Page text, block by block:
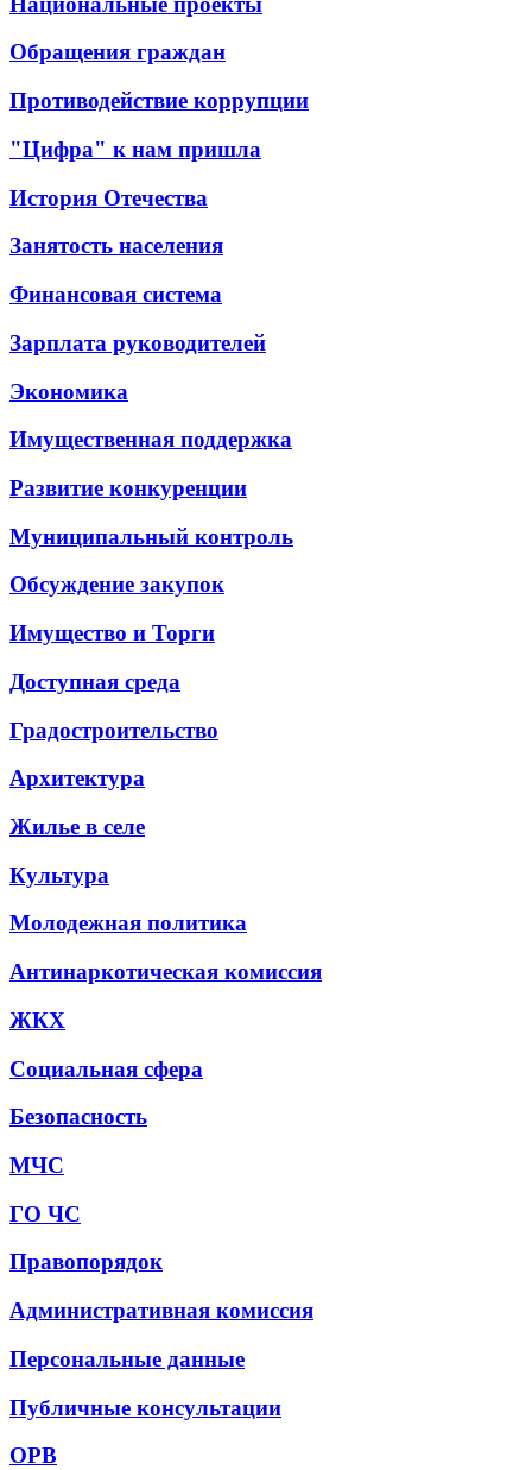
Обращения граждан
Противодействие коррупции
"Цифра" к нам пришла
История Отечества
Занятость населения
Финансовая система
Зарплата руководителей
Экономика
Имущественная поддержка
Развитие конкуренции
Муниципальный контроль
Обсуждение закупок
Имущество и Торги
Доступная среда
Градостроительство
Архитектура
Жилье в селе
Культура
Молодежная политика
Антинаркотическая комиссия
ЖКХ
Социальная сфера
Безопасность
МЧС
ГО ЧС
Правопорядок
Административная комиссия
Персональные данные
Публичные консультации
ОРВ